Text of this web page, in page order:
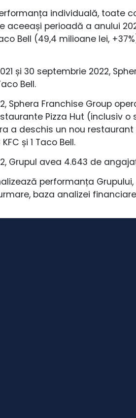
individuală, toate
perioadă a anului
Bell (49,4 milioane lei,
și 30 septembrie 2022,
Bell.
Sphera Franchise Group
Pizza Hut (inclusiv
a deschis un nou
și 1 Taco Bell.
Grupul avea 4.643 de
performanța
baza analizei